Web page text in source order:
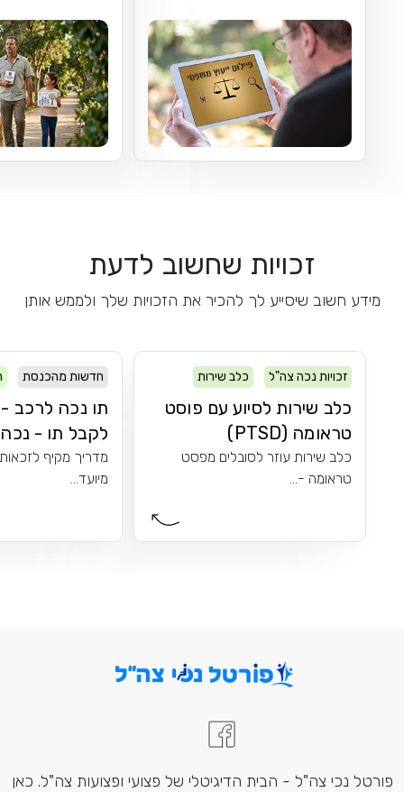
זכויות שחשוב לדעת
מידע חשוב שיסייע לך להכיר את הזכויות שלך ולממש אותן
זכויות נכה צה"ל
כלב שירות
PTSD
כלב שירות לסיוע עם פוסט
טראומה (PTSD)
כלב שירות עוזר לסובלים מפסט
טראומה -...
חדשות מהכנסת
תו נכה לרכב -
לקבל תו -
מדריך מקיף
מיועד...
פורטל נכי צה"ל - הבית הדיגיטלי של פצועי ופצועות צה"ל. כאן